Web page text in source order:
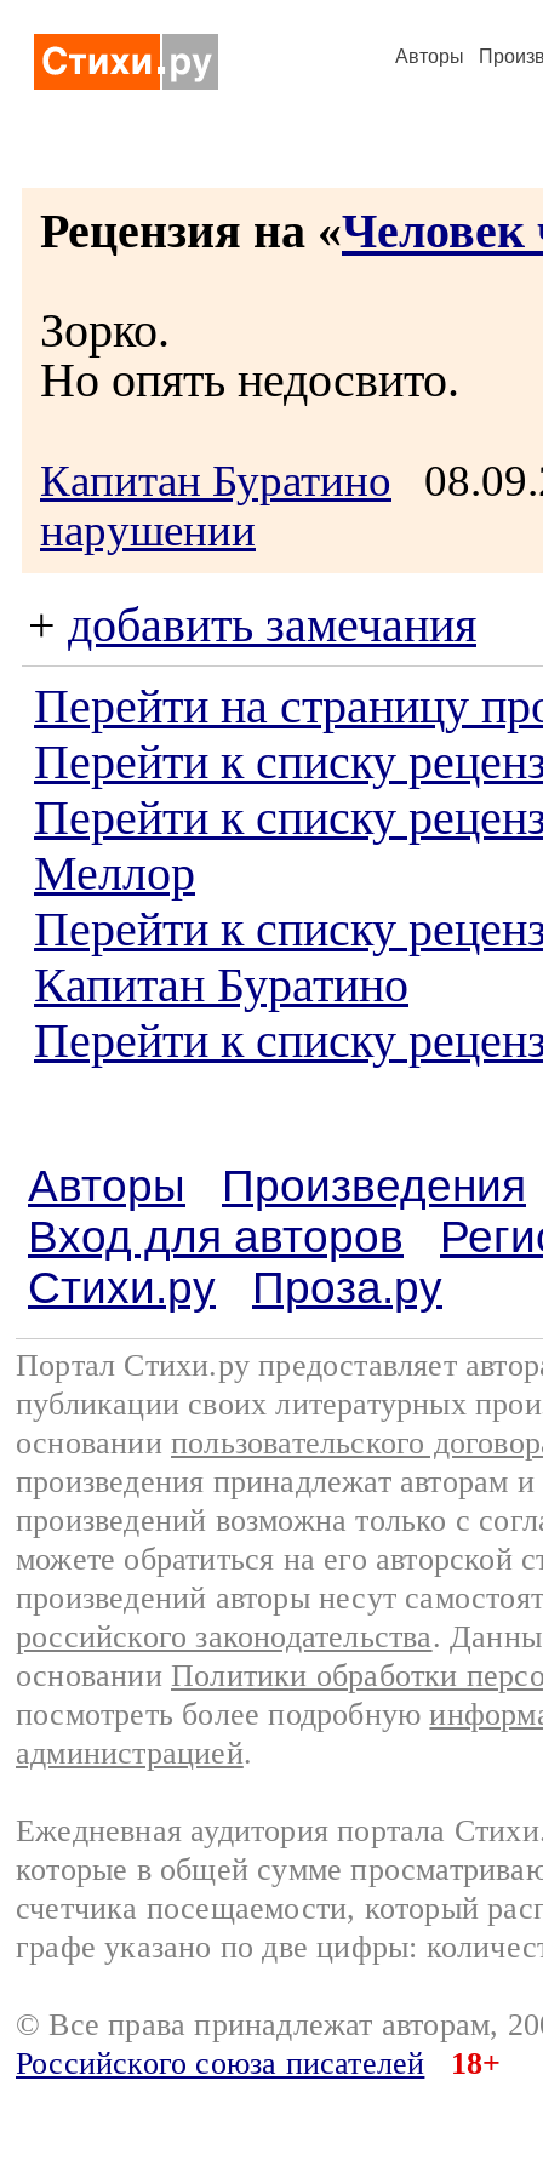
Авторы
Рецензия на «Человек
Зорко.
Но опять недосвито.
Капитан Буратино
нарушении
+ добавить замечания
Перейти на страницу
Перейти к списку
Перейти к списку
Меллор
Перейти к списку
Капитан Буратино
Перейти к списку
Авторы
Произведения
Вход для авторов
Стихи.ру
Проза.ру
Портал Стихи.ру предоставляет
публикации своих литературных
основании пользовательского
произведения принадлежат авторам
произведений возможна только с
можете обратиться на его авторской
произведений авторы несут
российского законодательства.
основании Политики обработки
посмотреть более подробную
администрацией.
Ежедневная аудитория портала
которые в общей сумме
счетчика посещаемости, который
графе указано по две цифры:
© Все права принадлежат авторам,
Российского союза писателей
18+